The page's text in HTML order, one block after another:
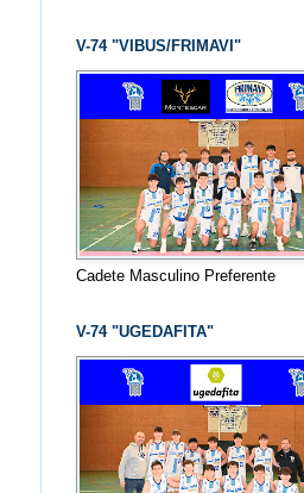
V-74 "VIBUS/FRIMAVI"
Cadete Masculino Preferente
V-74 "UGEDAFITA"